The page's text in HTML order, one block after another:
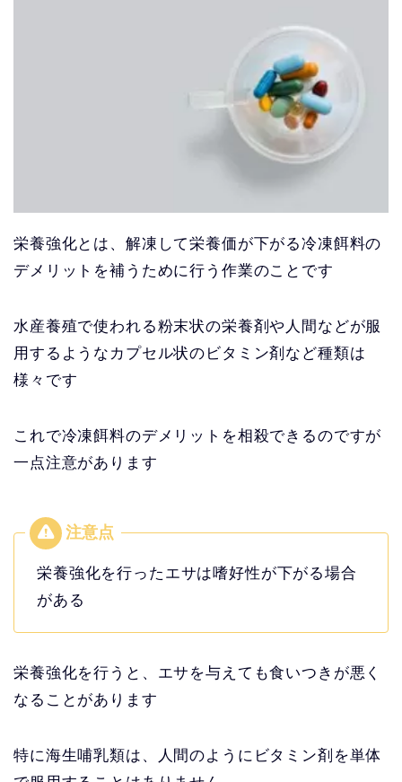
栄養強化とは、解凍して栄養価が下がる冷凍餌料の
デメリットを補うために行う作業のことです
水産養殖で使われる粉末状の栄養剤や人間などが服
用するようなカプセル状のビタミン剤など種類は
様々です
これで冷凍餌料のデメリットを相殺できるのですが
一点注意があります
栄養強化を行ったエサは嗜好性が下がる場合
がある
栄養強化を行うと、エサを与えても食いつきが悪く
なることがあります
特に海生哺乳類は、人間のようにビタミン剤を単体